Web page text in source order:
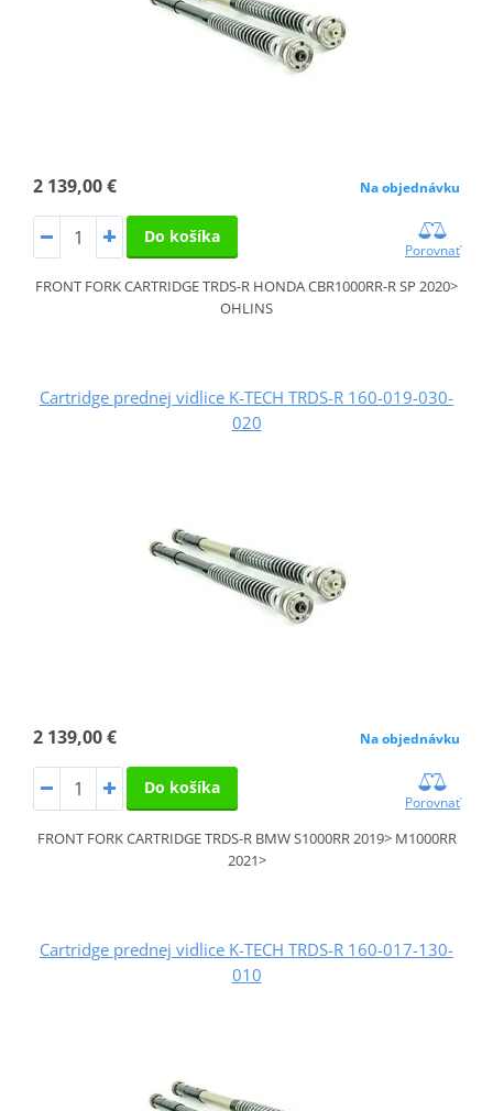
2 139,00 € Na objednávku
Do košíka
Porovnať
FRONT FORK CARTRIDGE TRDS-R HONDA CBR1000RR-R SP 2020>
OHLINS
Cartridge prednej vidlice K-TECH TRDS-R 160-019-030-
020
2 139,00 € Na objednávku
Do košíka
Porovnať
FRONT FORK CARTRIDGE TRDS-R BMW S1000RR 2019> M1000RR
2021>
Cartridge prednej vidlice K-TECH TRDS-R 160-017-130-
010